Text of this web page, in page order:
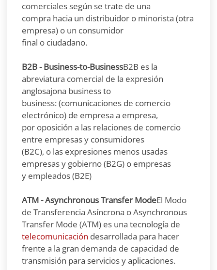
comerciales según se trate de una
compra hacia un distribuidor o minorista (otra
empresa) o un consumidor
final o ciudadano.
B2B - Business-to-BusinessB2B es la
abreviatura comercial de la expresión
anglosajona business to
business: (comunicaciones de comercio
electrónico) de empresa a empresa,
por oposición a las relaciones de comercio
entre empresas y consumidores
(B2C), o las expresiones menos usadas
empresas y gobierno (B2G) o empresas
y empleados (B2E)
ATM - Asynchronous Transfer ModeEl Modo
de Transferencia Asíncrona o Asynchronous
Transfer Mode (ATM) es una tecnología de
telecomunicación desarrollada para hacer
frente a la gran demanda de capacidad de
transmisión para servicios y aplicaciones.